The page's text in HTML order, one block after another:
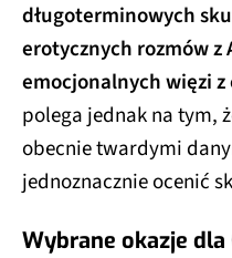
długoterminowych
erotycznych rozmów z
emocjonalnych więzi
polega jednak na tym,
obecnie twardymi
jednoznacznie ocenić
Wybrane okazje dla